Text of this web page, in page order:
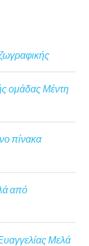
ομάδας Μέντη
πίνακα
από
Μελά